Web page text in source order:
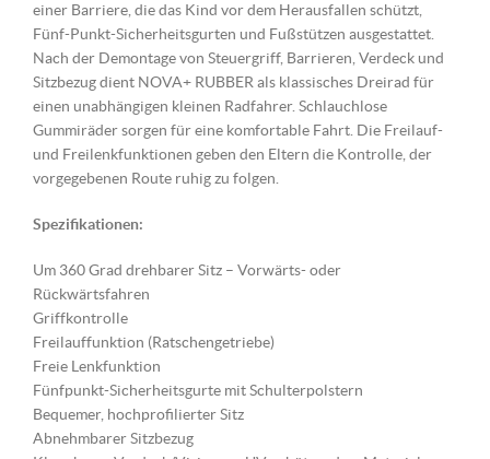
einer Barriere, die das Kind vor dem Herausfallen schützt,
Fünf-Punkt-Sicherheitsgurten und Fußstützen ausgestattet.
Nach der Demontage von Steuergriff, Barrieren, Verdeck und
Sitzbezug dient NOVA+ RUBBER als klassisches Dreirad für
einen unabhängigen kleinen Radfahrer. Schlauchlose
Gummiräder sorgen für eine komfortable Fahrt. Die Freilauf-
und Freilenkfunktionen geben den Eltern die Kontrolle, der
vorgegebenen Route ruhig zu folgen.
Spezifikationen:
Um 360 Grad drehbarer Sitz – Vorwärts- oder
Rückwärtsfahren
Griffkontrolle
Freilauffunktion (Ratschengetriebe)
Freie Lenkfunktion
Fünfpunkt-Sicherheitsgurte mit Schulterpolstern
Bequemer, hochprofilierter Sitz
Abnehmbarer Sitzbezug